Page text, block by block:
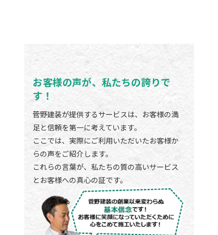
お客様の声が、私たちの誇りで
す！
菅野建装が提供するサービスは、お客様の満
足と信頼を第一に考えています。
ここでは、実際にご利用いただいたお客様か
らの声をご紹介します。
これらの言葉が、私たちの質の高いサービス
とお客様への真心の証です。